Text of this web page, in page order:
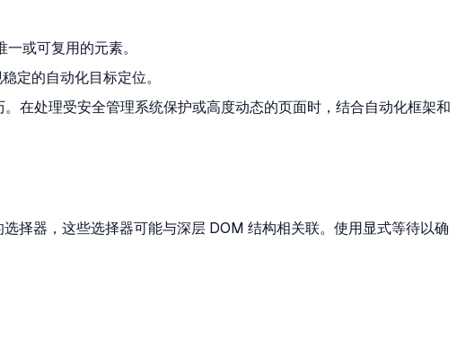
一或可复用的元素。
定的自动化目标定位。
在处理受安全管理系统保护或高度动态的页面时，结合自动化框架和
择器，这些选择器可能与深层 DOM 结构相关联。使用显式等待以确